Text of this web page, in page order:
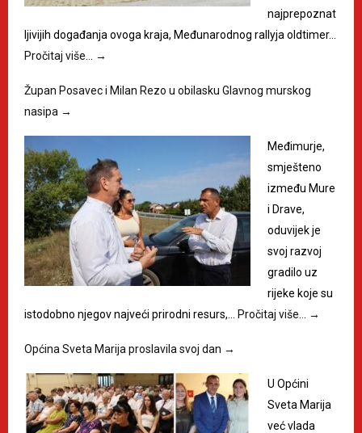
najprepoznat
ljivijih događanja ovoga kraja, Međunarodnog rallyja oldtimer…
Pročitaj više…
→
Župan Posavec i Milan Rezo u obilasku Glavnog murskog
nasipa →
Međimurje,
smješteno
između Mure
i Drave,
oduvijek je
svoj razvoj
gradilo uz
rijeke koje su
istodobno njegov najveći prirodni resurs,…
Pročitaj više… →
Općina Sveta Marija proslavila svoj dan →
U Općini
Sveta Marija
već vlada